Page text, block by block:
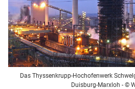
Das Thyssenkrupp-Hochofenwerk
Duisburg-Marxloh - ©